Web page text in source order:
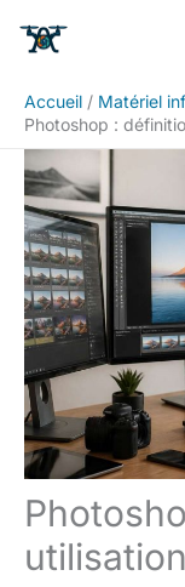
Accueil
Matériel
Photoshop :